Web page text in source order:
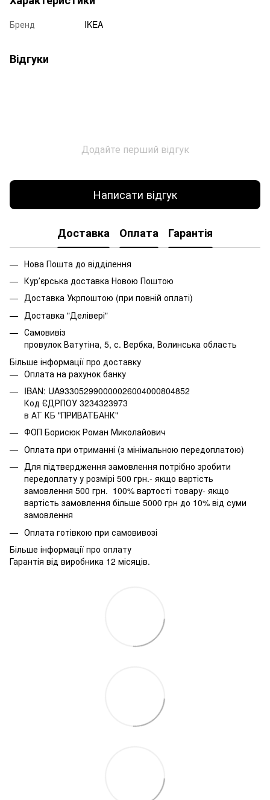
Бренд IKEA
Відгуки
Додайте перший відгук
Написати відгук
Доставка Оплата Гарантія
Нова Пошта до відділення
Курʼєрська доставка Новою Поштою
Доставка Укрпоштою (при повній оплаті)
Доставка "Делівері"
Самовивіз
провулок Ватутіна, 5, с. Вербка, Волинська область
Більше інформації про доставку
Оплата на рахунок банку
IBAN: UA933052990000026004000804852
Код ЄДРПОУ 3234323973
в АТ КБ "ПРИВАТБАНК"
ФОП Борисюк Роман Миколайович
Оплата при отриманні (з мінімальною передоплатою)
Для підтвердження замовлення потрібно зробити
передоплату у розмірі 500 грн.- якщо вартість
замовлення 500 грн. 100% вартості товару- якщо
вартість замовлення більше 5000 грн до 10% від суми
замовлення
Оплата готівкою при самовивозі
Більше інформації про оплату
Гарантія від виробника 12 місяців.